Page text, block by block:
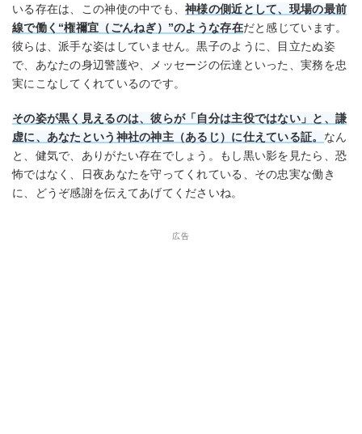
いる存在は、この神使の中でも、神様の側近として、現場の最前
線で働く“権禰宜（ごんねぎ）”のような存在だと感じています。
彼らは、派手な姿はしていません。黒子のように、目立たぬ姿
で、あなたの身辺警護や、メッセージの伝達といった、実務を忠
実にこなしてくれているのです。
その姿が黒く見えるのは、彼らが「自分は主役ではない」と、謙
虚に、あなたという神社の神主（あるじ）に仕えている証。 なん
と、健気で、ありがたい存在でしょう。もし黒い影を見たら、恐
怖ではなく、日夜あなたを守ってくれている、その忠実な働き
に、どうぞ感謝を伝えてあげてくださいね。
広告